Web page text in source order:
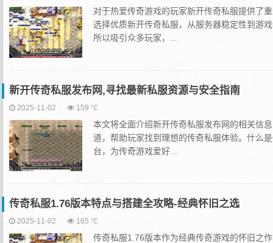
对于热爱传奇游戏的玩家新开传奇私服提供了
选择优质新开传奇私服，从服务器稳定性到游
所以吸引众多玩家，...
新开传奇私服发布网,寻找最新私服资源与安全指南
2025-11-02 159 ℃
本文将全面介绍新开传奇私服发布网的相关信
道，帮助玩家找到理想的传奇私服体验。什么
台，为传奇游戏爱好...
传奇私服1.76版本特点与搭建全攻略-经典怀旧之选
2025-11-02 165 ℃
传奇私服1.76版本作为经典传奇游戏的怀旧之